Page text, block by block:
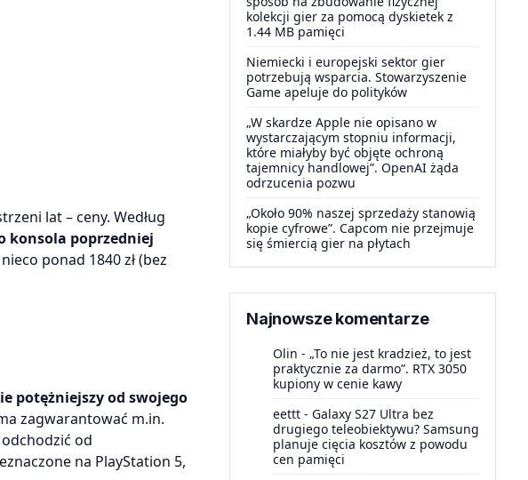
lat – ceny. Według
konsola poprzedniej
ponad 1840 zł (bez
potężniejszy od swojego
zagwarantować m.in.
od
na PlayStation 5,
kolekcji gier za pomocą dyskietek z
1.44 MB pamięci
Niemiecki i europejski sektor gier
potrzebują wsparcia. Stowarzyszenie
Game apeluje do polityków
„W skardze Apple nie opisano w
wystarczającym stopniu informacji,
które miałyby być objęte ochroną
tajemnicy handlowej”. OpenAI żąda
odrzucenia pozwu
„Około 90% naszej sprzedaży stanowią
kopie cyfrowe”. Capcom nie przejmuje
się śmiercią gier na płytach
Najnowsze komentarze
Olin - „To nie jest kradzież, to jest
praktycznie za darmo”. RTX 3050
kupiony w cenie kawy
eettt - Galaxy S27 Ultra bez
drugiego teleobiektywu? Samsung
planuje cięcia kosztów z powodu
cen pamięci